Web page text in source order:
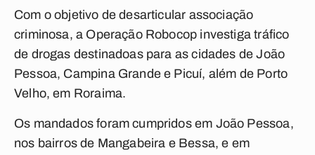
Com o objetivo de desarticular associação
criminosa, a Operação Robocop investiga tráfico
de drogas destinadoas para as cidades de João
Pessoa, Campina Grande e Picuí, além de Porto
Velho, em Roraima.
Os mandados foram cumpridos em João Pessoa,
nos bairros de Mangabeira e Bessa, e em